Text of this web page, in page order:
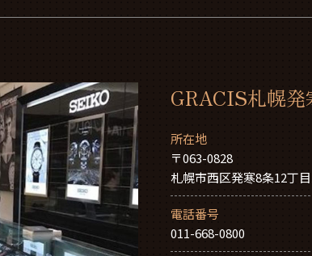
GRACIS札幌発
所在地
〒063-0828
札幌市西区発寒8条12丁
電話番号
011-668-0800